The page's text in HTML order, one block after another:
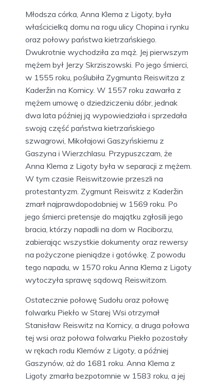
Młodsza córka, Anna Klema z Ligoty, była
właścicielką domu na rogu ulicy Chopina i rynku
oraz połowy państwa kietrzańskiego.
Dwukrotnie wychodziła za mąż. Jej pierwszym
mężem był Jerzy Skrziszowski. Po jego śmierci,
w 1555 roku, poślubiła Zygmunta Reiswitza z
Kaderžin na Kornicy. W 1557 roku zawarła z
mężem umowę o dziedziczeniu dóbr, jednak
dwa lata później ją wypowiedziała i sprzedała
swoją część państwa kietrzańskiego
szwagrowi, Mikołajowi Gaszyńskiemu z
Gaszyna i Wierzchlasu. Przypuszczam, że
Anna Klema z Ligoty była w separacji z mężem.
W tym czasie Reiswitzowie przeszli na
protestantyzm. Zygmunt Reiswitz z Kaderžin
zmarł najprawdopodobniej w 1569 roku. Po
jego śmierci pretensje do majątku zgłosili jego
bracia, którzy napadli na dom w Raciborzu,
zabierając wszystkie dokumenty oraz rewersy
na pożyczone pieniądze i gotówkę. Z powodu
tego napadu, w 1570 roku Anna Klema z Ligoty
wytoczyła sprawę sądową Reiswitzom.
Ostatecznie połowę Sudołu oraz połowę
folwarku Piekło w Starej Wsi otrzymał
Stanisław Reiswitz na Kornicy, a druga połowa
tej wsi oraz połowa folwarku Piekło pozostały
w rękach rodu Klemów z Ligoty, a później
Gaszynów, aż do 1681 roku. Anna Klema z
Ligoty zmarła bezpotomnie w 1583 roku, a jej